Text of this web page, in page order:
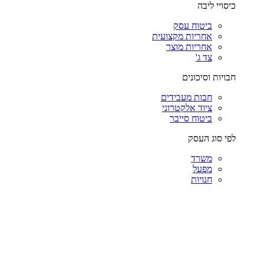
כיסויי ליבה
ביטוח עסק
אחריות מקצועית
אחריות מוצר
צד ג'
חבויות וסיכונים
חבות מעבידים
ציוד אלקטרוני
ביטוח סייבר
לפי סוג העסק
משרד
מפעל
חנויות